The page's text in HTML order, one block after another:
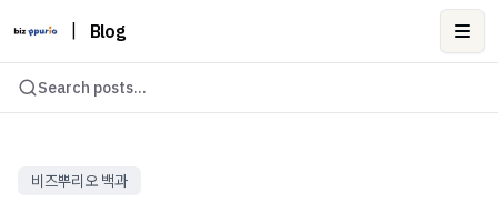
Blog
Search posts...
비즈뿌리오 백과